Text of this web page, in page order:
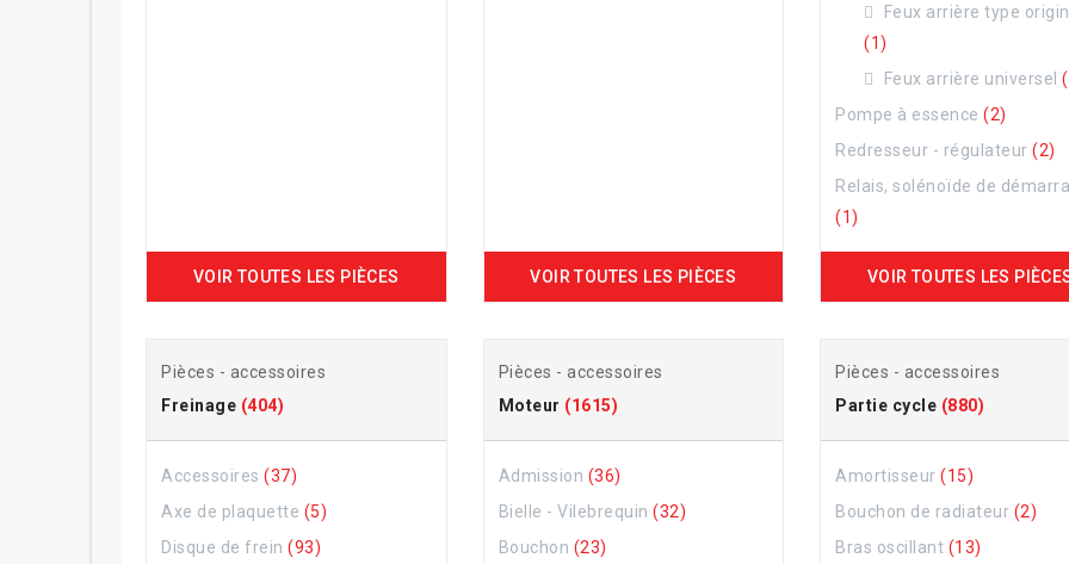
VOIR TOUTES LES PIÈCES VOIR TOUTES LES PIÈCES
Feux arrière type
(1)
Feux arrière universel
Pompe à essence (2)
Redresseur - régulateur (2)
Relais, solénoïde de
(1)
VOIR TOUTES LES
Pièces - accessoires
Freinage (404)
Accessoires (37)
Axe de plaquette (5)
Disque de frein (93)
Pièces - accessoires
Moteur (1615)
Admission (36)
Bielle - Vilebrequin (32)
Bouchon (23)
Pièces - accessoires
Partie cycle (880)
Amortisseur (15)
Bouchon de radiateur (2)
Bras oscillant (13)